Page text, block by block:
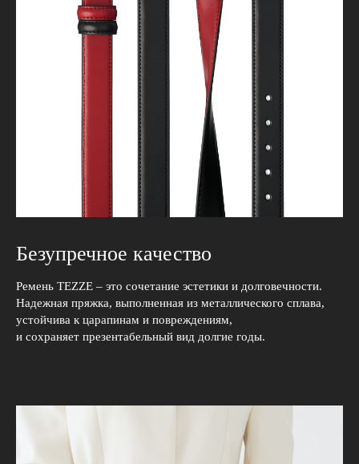
Безупречное качество
Ремень TEZZE – это сочетание эстетики и долговечности.
Надежная пряжка, выполненная из металлического сплава,
устойчива к царапинам и повреждениям,
и сохраняет презентабельный вид долгие годы.